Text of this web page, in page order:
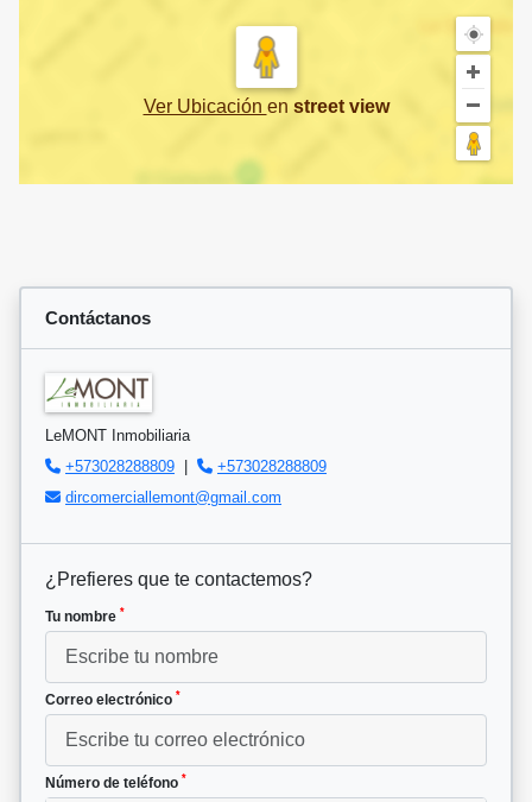
Ver Ubicación en street view
Contáctanos
LeMONT Inmobiliaria
+573028288809 |
+573028288809
dircomerciallemont@gmail.com
¿Prefieres que te contactemos?
Tu nombre *
Correo electrónico *
Número de teléfono *